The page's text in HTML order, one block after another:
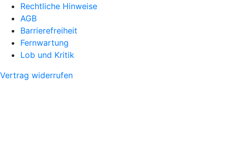
Rechtliche Hinweise
AGB
Barrierefreiheit
Fernwartung
Lob und Kritik
Vertrag widerrufen